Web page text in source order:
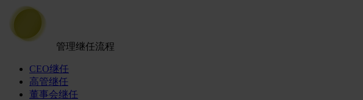
管理继任流程
CEO继任
高管继任
董事会继任